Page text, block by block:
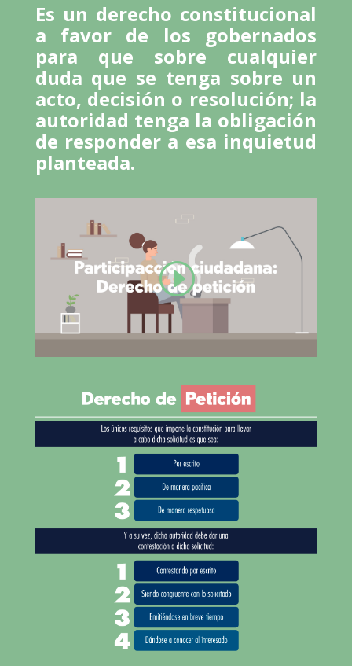
Es un derecho constitucional
a favor de los gobernados
para que sobre cualquier
duda que se tenga sobre un
acto, decisión o resolución; la
autoridad tenga la obligación
de responder a esa inquietud
planteada.